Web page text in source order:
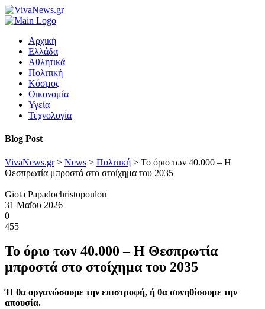
Αρχική
Ελλάδα
Αθλητικά
Πολιτική
Κόσμος
Οικονομία
Υγεία
Τεχνολογία
Blog Post
VivaNews.gr> News > Πολιτική > Το όριο των 40.000 – Η
Θεσπρωτία μπροστά στο στοίχημα του 2035
Giota Papadochristopoulou
31 Μαΐου 2026
0
455
Το όριο των 40.000 – Η Θεσπρωτία
μπροστά στο στοίχημα του 2035
Ή θα οργανώσουμε την επιστροφή, ή θα συνηθίσουμε την
απουσία.